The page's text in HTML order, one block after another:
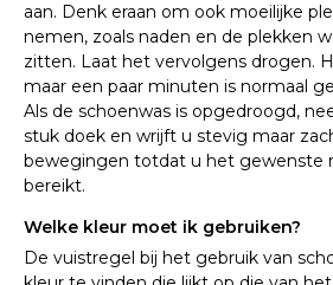
aan. Denk eraan om ook moeilijke
nemen, zoals naden en de plekken
zitten. Laat het vervolgens drogen.
maar een paar minuten is normaal
Als de schoenwas is opgedroogd,
stuk doek en wrijft u stevig maar
bewegingen totdat u het gewenste
bereikt.
Welke kleur moet ik gebruiken?
De vuistregel bij het gebruik van